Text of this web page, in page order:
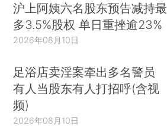
沪上阿姨六名股东预告减持最
多3.5%股权 单日重挫逾23%
2026年08月10日
足浴店卖淫案牵出多名警员
有人当股东有人打招呼(含视
频)
2026年08月10日